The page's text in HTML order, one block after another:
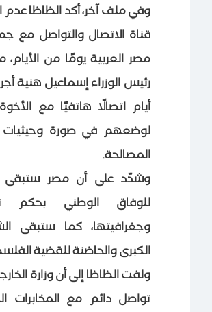
وفي ملف آخر، أكد الظاظا عدم
قناة الاتصال والتواصل مع
مصر العربية يومًا من الأيام،
رئيس الوزراء إسماعيل هنية
أيام اتصالًا هاتفيًا مع
لوضعهم في صورة
المصالحة.
وشدّد على أن مصر ستبقى
للوفاق الوطني بحكم
وجغرافيتها، كما ستبقى
الكبرى والحاضنة للقضية
ولفت الظاظا إلى أن وزارة
تواصل دائم مع المخابرات